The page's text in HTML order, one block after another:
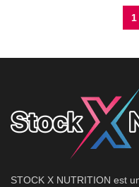
DT.
1
STOCK X NUTRITION est